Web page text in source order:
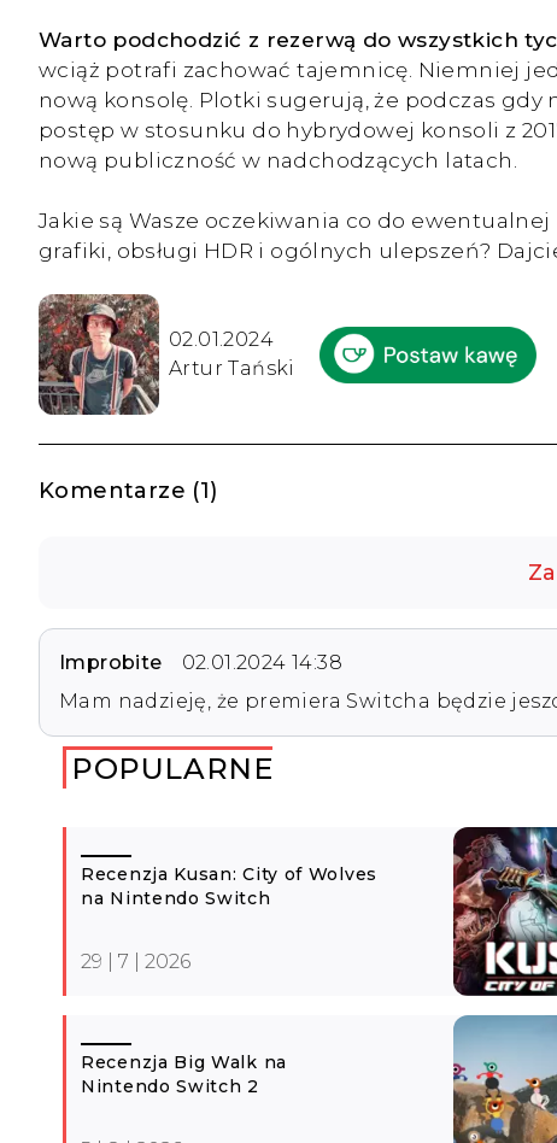
Warto podchodzić z rezerwą do wszystkich
wciąż potrafi zachować tajemnicę. Niemniej
nową konsolę. Plotki sugerują, że podczas gdy
postęp w stosunku do hybrydowej konsoli z
nową publiczność w nadchodzących latach.
Jakie są Wasze oczekiwania co do
grafiki, obsługi HDR i ogólnych ulepszeń?
02.01.2024
Artur Tański
Komentarze (1)
Improbite
02.01.2024 14:38
Mam nadzieję, że premiera Switcha będzie
POPULARNE
Recenzja Kusan: City of Wolves
na Nintendo Switch
29 | 7 | 2026
Recenzja Big Walk na
Nintendo Switch 2